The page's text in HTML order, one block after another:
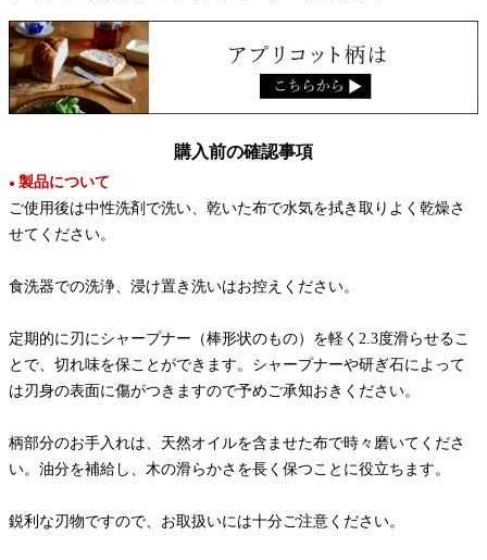
購入前の確認事項
● 製品について
ご使用後は中性洗剤で洗い、乾いた布で水気を拭き取りよく乾燥さ
せてください。
食洗器での洗浄、浸け置き洗いはお控えください。
定期的に刃にシャープナー（棒形状のもの）を軽く2.3度滑らせるこ
とで、切れ味を保ことができます。シャープナーや研ぎ石によって
は刃身の表面に傷がつきますので予めご承知おきください。
柄部分のお手入れは、天然オイルを含ませた布で時々磨いてくださ
い。油分を補給し、木の滑らかさを長く保つことに役立ちます。
鋭利な刃物ですので、お取扱いには十分ご注意ください。